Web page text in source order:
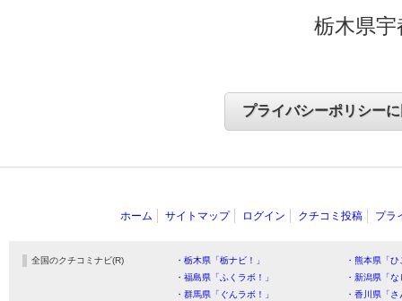
栃木県
ホーム サイトマップ ログイン クチコミ投稿 プラ
全国のクチコミナビ(R) ・栃木県「栃ナビ！」
・熊本県「
・福島県「ふくラボ！」
・新潟県「
・群馬県「ぐんラボ！」
・香川県「